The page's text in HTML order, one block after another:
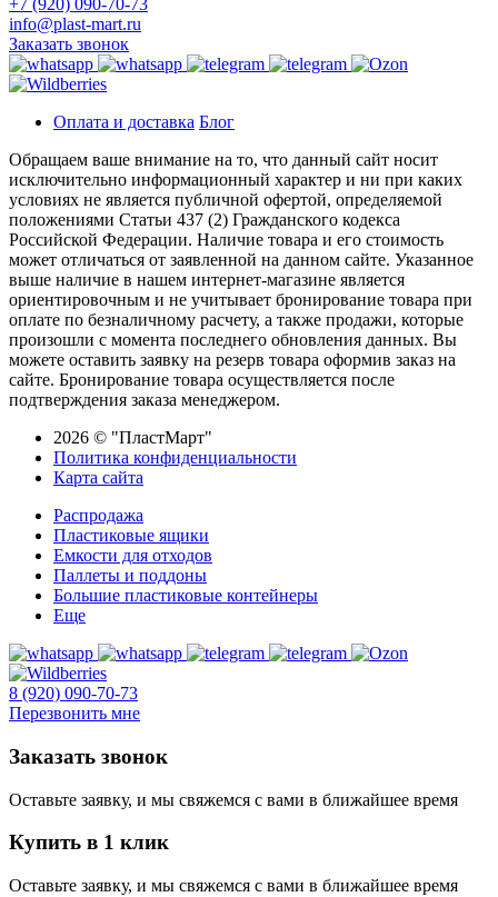
+7 (920) 090-70-73
info@plast-mart.ru
Заказать звонок
Оплата и доставка Блог
Обращаем ваше внимание на то, что данный сайт носит
исключительно информационный характер и ни при каких
условиях не является публичной офертой, определяемой
положениями Статьи 437 (2) Гражданского кодекса
Российской Федерации. Наличие товара и его стоимость
может отличаться от заявленной на данном сайте. Указанное
выше наличие в нашем интернет-магазине является
ориентировочным и не учитывает бронирование товара при
оплате по безналичному расчету, а также продажи, которые
произошли с момента последнего обновления данных. Вы
можете оставить заявку на резерв товара оформив заказ на
сайте. Бронирование товара осуществляется после
подтверждения заказа менеджером.
2026 © "ПластМарт"
Политика конфиденциальности
Карта сайта
Распродажа
Пластиковые ящики
Емкости для отходов
Паллеты и поддоны
Большие пластиковые контейнеры
Еще
8 (920) 090-70-73
Перезвонить мне
Заказать звонок
Оставьте заявку, и мы свяжемся с вами в ближайшее время
Купить в 1 клик
Оставьте заявку, и мы свяжемся с вами в ближайшее время